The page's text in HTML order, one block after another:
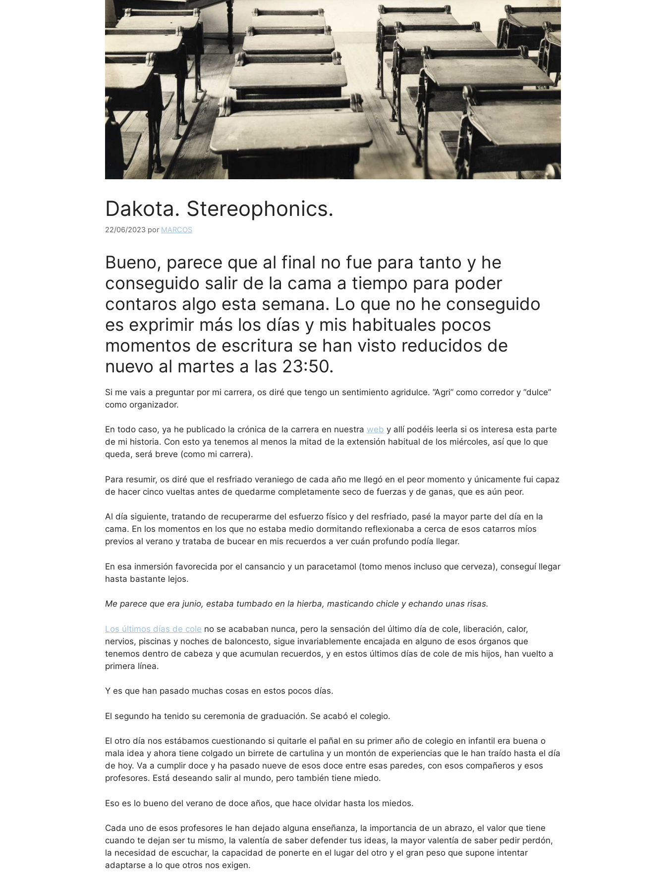
Dakota. Stereophonics.
22/06/2023 por MARCOS
Bueno, parece que al final no fue para tanto y he
conseguido salir de la cama a tiempo para poder
contaros algo esta semana. Lo que no he conseguido
es exprimir más los días y mis habituales pocos
momentos de escritura se han visto reducidos de
nuevo al martes a las 23:50.
Si me vais a preguntar por mi carrera, os diré que tengo un sentimiento agridulce. “Agri” como corredor y “dulce”
como organizador.
En todo caso, ya he publicado la crónica de la carrera en nuestra web y allí podéis leerla si os interesa esta parte
de mi historia. Con esto ya tenemos al menos la mitad de la extensión habitual de los miércoles, así que lo que
queda, será breve (como mi carrera).
Para resumir, os diré que el resfriado veraniego de cada año me llegó en el peor momento y únicamente fui capaz
de hacer cinco vueltas antes de quedarme completamente seco de fuerzas y de ganas, que es aún peor.
Al día siguiente, tratando de recuperarme del esfuerzo físico y del resfriado, pasé la mayor parte del día en la
cama. En los momentos en los que no estaba medio dormitando reflexionaba a cerca de esos catarros míos
previos al verano y trataba de bucear en mis recuerdos a ver cuán profundo podía llegar.
En esa inmersión favorecida por el cansancio y un paracetamol (tomo menos incluso que cerveza), conseguí llegar
hasta bastante lejos.
Me parece que era junio, estaba tumbado en la hierba, masticando chicle y echando unas risas.
Los últimos días de cole no se acababan nunca, pero la sensación del último día de cole, liberación, calor,
nervios, piscinas y noches de baloncesto, sigue invariablemente encajada en alguno de esos órganos que
tenemos dentro de cabeza y que acumulan recuerdos, y en estos últimos días de cole de mis hijos, han vuelto a
primera línea.
Y es que han pasado muchas cosas en estos pocos días.
El segundo ha tenido su ceremonia de graduación. Se acabó el colegio.
El otro día nos estábamos cuestionando si quitarle el pañal en su primer año de colegio en infantil era buena o
mala idea y ahora tiene colgado un birrete de cartulina y un montón de experiencias que le han traído hasta el día
de hoy. Va a cumplir doce y ha pasado nueve de esos doce entre esas paredes, con esos compañeros y esos
profesores. Está deseando salir al mundo, pero también tiene miedo.
Eso es lo bueno del verano de doce años, que hace olvidar hasta los miedos.
Cada uno de esos profesores le han dejado alguna enseñanza, la importancia de un abrazo, el valor que tiene
cuando te dejan ser tu mismo, la valentía de saber defender tus ideas, la mayor valentía de saber pedir perdón,
la necesidad de escuchar, la capacidad de ponerte en el lugar del otro y el gran peso que supone intentar
adaptarse a lo que otros nos exigen.